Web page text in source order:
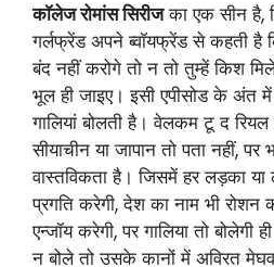
काॅलेज रोमांस सिरीजका एक सीन है,
गर्लफ्रेंड अपने ब्वॉयफ्रेंड से कहती है
बंद नहीं करोगे तो न तो तुम्हें किश
भूल ही जाइए। इसी एपीसोड के अंत
गालियां बोलती है। वेलकम टू द
सीयाचीन या जापान तो पता नहीं,
वास्तविकता है। जिसमें हर लड़का
प्रगति करेगी, देश का नाम भी रोशन
एन्जॉय करेगी, पर गालिया तो बोलेगी
न बोले तो उसके कानों में अविरत